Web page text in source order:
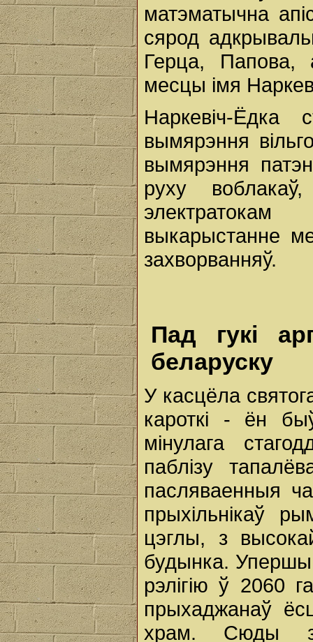
матэматычна
сярод
Герца,
месцы імя
Наркевіч-
вымярэння
вымярэння
руху
выкарыстанне
захворванняў.
Пад гукі
беларуску
У касцёла
кароткі - ён
мінулага
паблізу
пасляваенныя
прыхільнікаў
цэглы, з
будынка.
рэлігію ў 2060
прыхаджанаў
храм. Сюды з